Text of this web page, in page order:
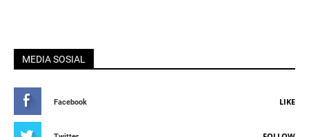
MEDIA SOSIAL
Facebook LIKE